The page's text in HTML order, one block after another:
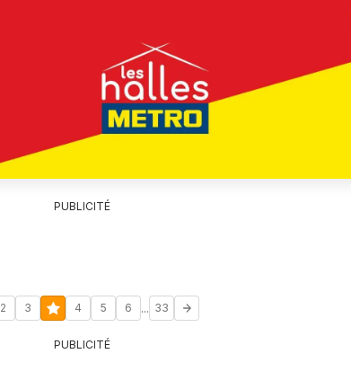
PUBLICITÉ
2 3 4 5 6 ... 33
PUBLICITÉ